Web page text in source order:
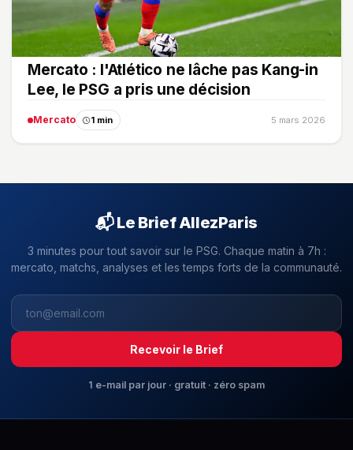
Mercato : l'Atlético ne lâche pas Kang-in
Lee, le PSG a pris une décision
Mercato 1 min 5 mars 2026
📬 Le Brief AllezParis
3 minutes pour tout savoir sur le PSG. Chaque matin à 7h :
mercato, matchs, analyses et les temps forts de la communauté.
Recevoir le Brief
1 e-mail par jour · gratuit · zéro spam